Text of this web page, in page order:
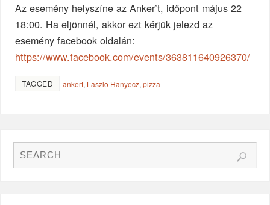
Az esemény helyszíne az Anker’t, időpont május 22
18:00. Ha eljönnél, akkor ezt kérjük jelezd az
esemény facebook oldalán:
https://www.facebook.com/events/363811640926370/
TAGGED ankert, Laszlo Hanyecz,pizza